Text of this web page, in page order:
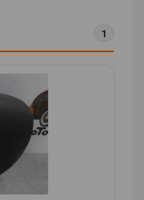
1